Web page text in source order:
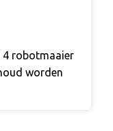
4 robotmaaier
worden